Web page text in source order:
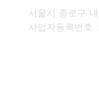
서울시 종로구
사업자등록번호